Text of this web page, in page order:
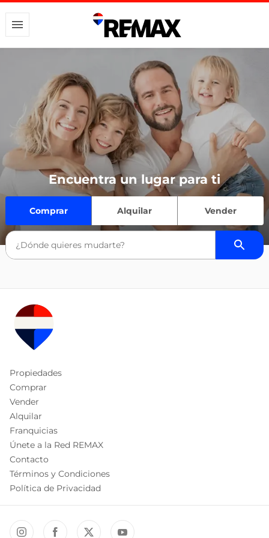
Encuentra un lugar para ti
Comprar Alquilar Vender
Propiedades
Comprar
Vender
Alquilar
Franquicias
Únete a la Red REMAX
Contacto
Términos y Condiciones
Política de Privacidad